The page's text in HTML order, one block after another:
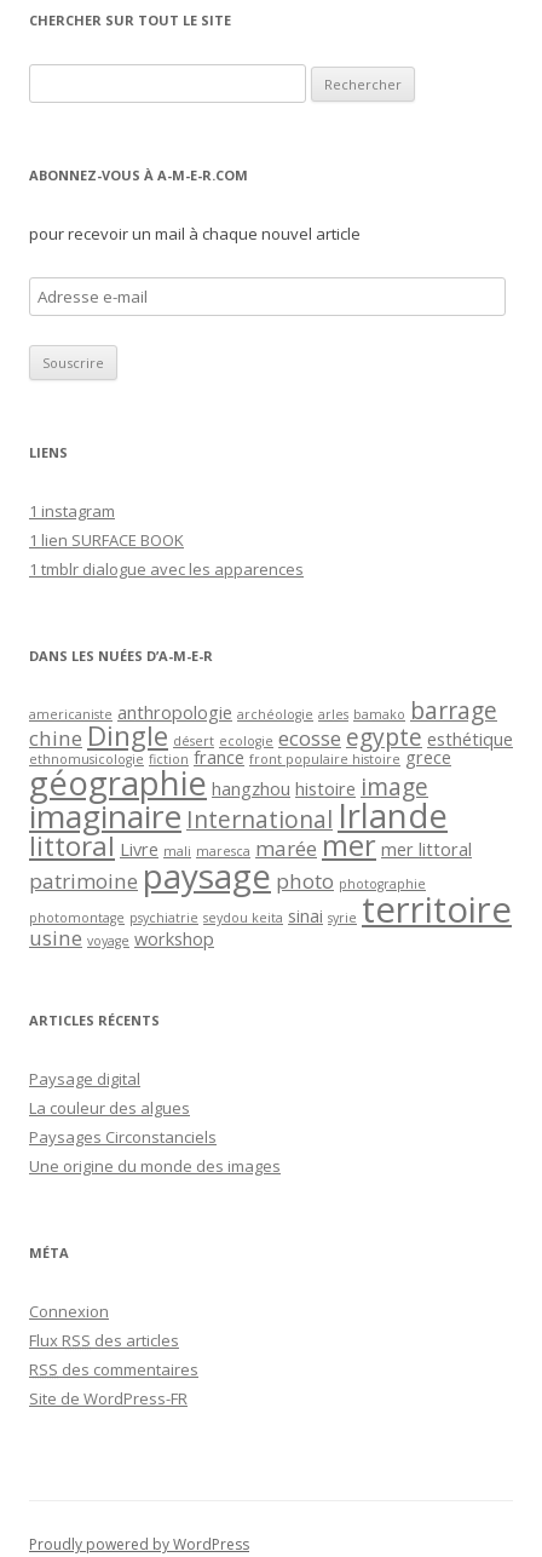
CHERCHER SUR TOUT LE SITE
ABONNEZ-VOUS À A-M-E-R.COM
pour recevoir un mail à chaque nouvel article
d
r
e
-
m
a
LIENS
1 instagram
1 lien SURFACE BOOK
1 tmblr dialogue avec les apparences
DANS LES NUÉES D’A-M-E-R
americaniste anthropologie archéologie arles bamako barrage
chine Dingle désert ecologie ecosse egypte esthétique
ethnomusicologie fiction france front populaire histoire grece
géographie hangzhou histoire image
imaginaire International Irlande
littoral Livre mali maresca marée mer mer littoral
patrimoine paysage photo photographie
photomontage psychiatrie seydou keita sinai syrie territoire
usine voyage workshop
ARTICLES RÉCENTS
Paysage digital
La couleur des algues
Paysages Circonstanciels
Une origine du monde des images
MÉTA
Connexion
Flux RSS des articles
RSS des commentaires
Site de WordPress-FR
Proudly powered by WordPress